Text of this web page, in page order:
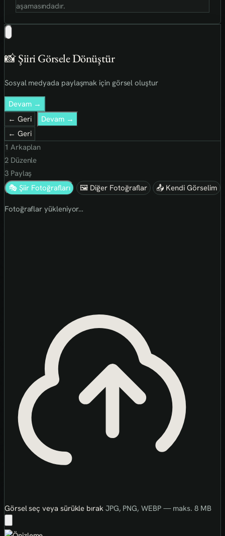
aşamasındadır.
📸 Şiiri Görsele Dönüştür
Sosyal medyada paylaşmak için görsel oluştur
Devam →
← Geri
Devam →
← Geri
1 Arkaplan
2Düzenle
3Paylaş
🎭 Şiir Fotoğrafları
🖼 Diğer Fotoğraflar 📤 Kendi Görselim
Fotoğraflar yükleniyor…
Görsel seç veya sürükle bırak JPG, PNG, WEBP — maks. 8 MB